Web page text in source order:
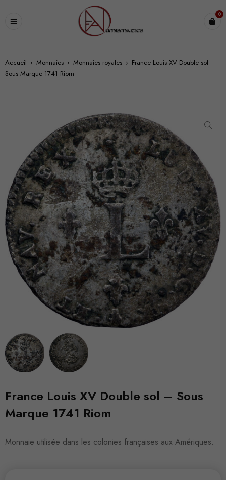
0
Accueil › Monnaies › Monnaies royales › France Louis XV Double sol –
Sous Marque 1741 Riom
France Louis XV Double sol – Sous
Marque 1741 Riom
Monnaie utilisée dans les colonies françaises aux Amériques.